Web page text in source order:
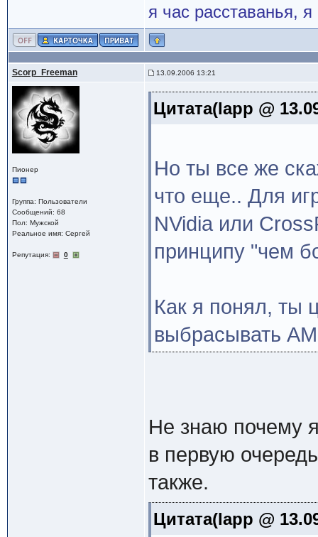
я час расставанья,
Scorp_Freeman 13.09.2006 13:21
Пионер
Группа: Пользователи
Сообщений: 68
Пол: Мужской
Реальное имя: Сергей
Репутация: 0
Цитата(lapp @
Но ты все же
что еще.. Для
NVidia или
принципу "чем
Как я понял, ты
выбрасывать
Не знаю почему
в первую
также.
Цитата(lapp @